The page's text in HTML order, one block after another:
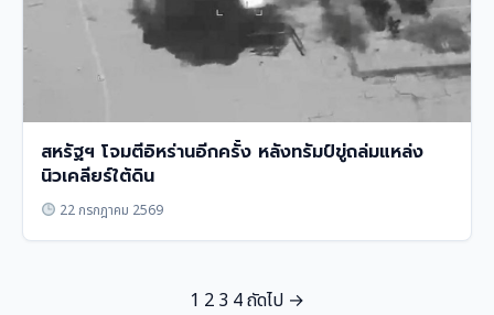
สหรัฐฯ โจมตีอิหร่านอีกครั้ง หลังทรัมป์ขู่ถล่มแหล่ง
นิวเคลียร์ใต้ดิน
22 กรกฎาคม 2569
1 2 3 4ถัดไป →